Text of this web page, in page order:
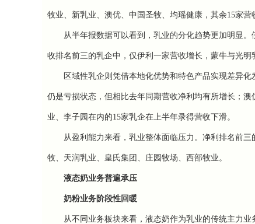
牧业、新乳业、澳优、中国圣牧、均瑶健康，其余15家
从半年报数据可以看到，乳业的分化趋势更加明显。
收排名前三的乳企中，仅伊利一家营收增长，蒙牛与光明
区域性乳企则凭借本地化优势和特色产品实现差异化
仍是亏损状态，但相比去年同期营收净利均有所增长；
业、李子园在内的15家乳企在上半年录得营收下滑。
从盈利能力来看，乳业整体面临压力。净利排名前三
牧、天润乳业、皇氏集团、庄园牧场、西部牧业。
液态奶业务普遍承压
奶粉业务阶段性回暖
从不同业务板块来看，液态奶作为乳业的传统主力业